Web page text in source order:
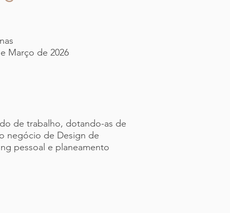
Março de 2026
de trabalho, dotando-as de
negócio de Design de
pessoal e planeamento